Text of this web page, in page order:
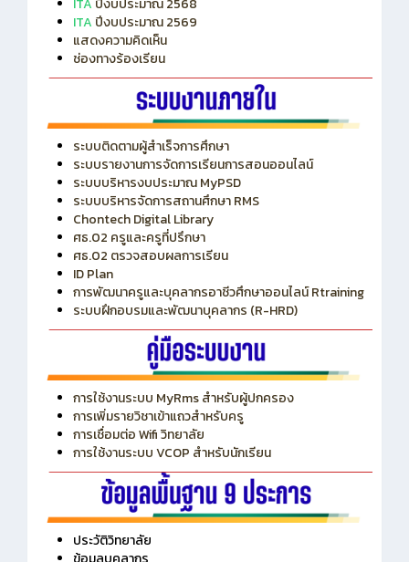
ITA ปีงบประมาณ 2567
ITA ปีงบประมาณ 2568
ITAปีงบประมาณ 2569
แสดงความคิดเห็น
ช่องทางร้องเรียน
ระบบติดตามผู้สำเร็จการศึกษา
ระบบรายงานการจัดการเรียนการสอนออนไลน์
ระบบบริหารงบประมาณ MyPSD
ระบบบริหารจัดการสถานศึกษา RMS
Chontech Digital Library
ศธ.02 ครูและครูที่ปรึกษา
ศธ.02 ตรวจสอบผลการเรียน
ID Plan
การพัฒนาครูและบุคลากรอาชีวศึกษาออนไลน์ Rtraining
ระบบฝึกอบรมและพัฒนาบุคลากร (R-HRD)
การใช้งานระบบ MyRms สำหรับผู้ปกครอง
การเพิ่มรายวิชาเข้าแถวสำหรับครู
การเชื่อมต่อ Wifi วิทยาลัย
การใช้งานระบบ VCOP สำหรับนักเรียน